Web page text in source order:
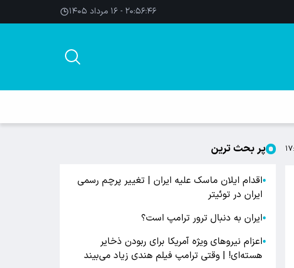
۲۰:۵۶:۴۶ - ۱۶ مرداد ۱۴۰۵
پر بحث ترین
●اقدام ایلان ماسک علیه ایران | تغییر پرچم رسمی
ایران در توئیتر
●ایران به دنبال ترور ترامپ است؟
●اعزام نیروهای ویژه آمریکا برای ربودن ذخایر
هسته‌ای! | وقتی ترامپ فیلم هندی زیاد می‌بیند